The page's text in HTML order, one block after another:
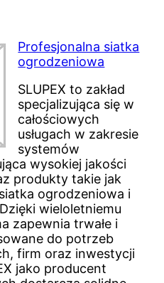
Profesjonalna siatka
ogrodzeniowa
SLUPEX to zakład
specjalizująca się w
całościowych
usługach w zakresie
systemów
wysokiej jakości
produkty takie jak
ogrodzeniowa i
wieloletniemu
zapewnia trwałe i
do potrzeb
firm oraz inwestycji
jako producent